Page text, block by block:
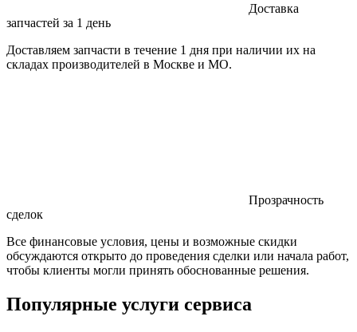
Доставка
запчастей за 1 день
Доставляем запчасти в течение 1 дня при наличии их на
складах производителей в Москве и МО.
Прозрачность
сделок
Все финансовые условия, цены и возможные скидки
обсуждаются открыто до проведения сделки или начала работ,
чтобы клиенты могли принять обоснованные решения.
Популярные услуги сервиса